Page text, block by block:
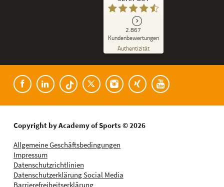
2.867
Kundenbewertungen
Authentizität
%
Empfehlungen auf
ProvenExpert.com
4,53
182
Bewertungen auf
2.685
Bewertungen von
8
Copyright by Academy of Sports © 2026
Allgemeine Geschäftsbedingungen
Impressum
Datenschutzrichtlinien
Datenschutzerklärung Social Media
Barrierefreiheitserklärung